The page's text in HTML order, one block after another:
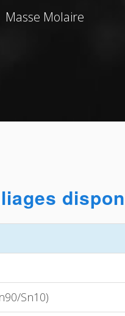
Masse Molaire
Sn10)